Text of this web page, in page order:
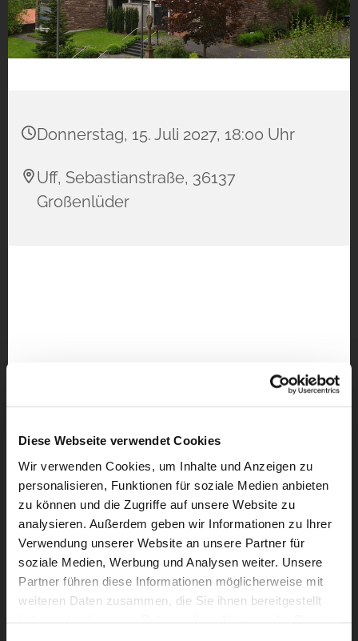
Diese Webseite verwendet Cookies
Wir verwenden Cookies, um Inhalte und Anzeigen zu
personalisieren, Funktionen für soziale Medien anbieten
zu können und die Zugriffe auf unsere Website zu
analysieren. Außerdem geben wir Informationen zu Ihrer
Verwendung unserer Website an unsere Partner für
soziale Medien, Werbung und Analysen weiter. Unsere
Partner führen diese Informationen möglicherweise mit
weiteren Daten zusammen, die Sie ihnen bereitgestellt
Donnerstag, 15. Juli 2027, 18:00 Uhr
Uff, Sebastianstraße, 36137
Großenlüder
Dies könnte Sie auch
interessieren